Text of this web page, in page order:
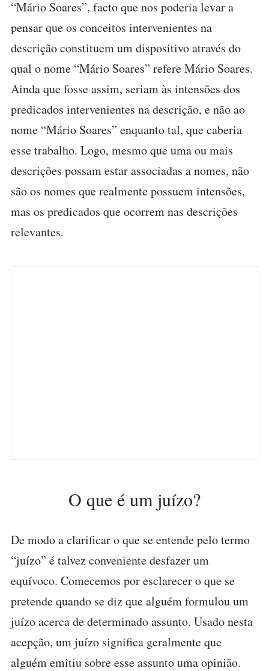
“Mário Soares”, facto que nos poderia levar a
pensar que os conceitos intervenientes na
descrição constituem um dispositivo através do
qual o nome “Mário Soares” refere Mário Soares.
Ainda que fosse assim, seriam às intensões dos
predicados intervenientes na descrição, e não ao
nome “Mário Soares” enquanto tal, que caberia
esse trabalho. Logo, mesmo que uma ou mais
descrições possam estar associadas a nomes, não
são os nomes que realmente possuem intensões,
mas os predicados que ocorrem nas descrições
relevantes.
O que é um juízo?
De modo a clarificar o que se entende pelo termo
“juízo” é talvez conveniente desfazer um
equívoco. Comecemos por esclarecer o que se
pretende quando se diz que alguém formulou um
juízo acerca de determinado assunto. Usado nesta
acepção, um juízo significa geralmente que
alguém emitiu sobre esse assunto uma opinião.